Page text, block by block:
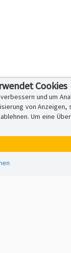
Cookies
und um
von
Um eine